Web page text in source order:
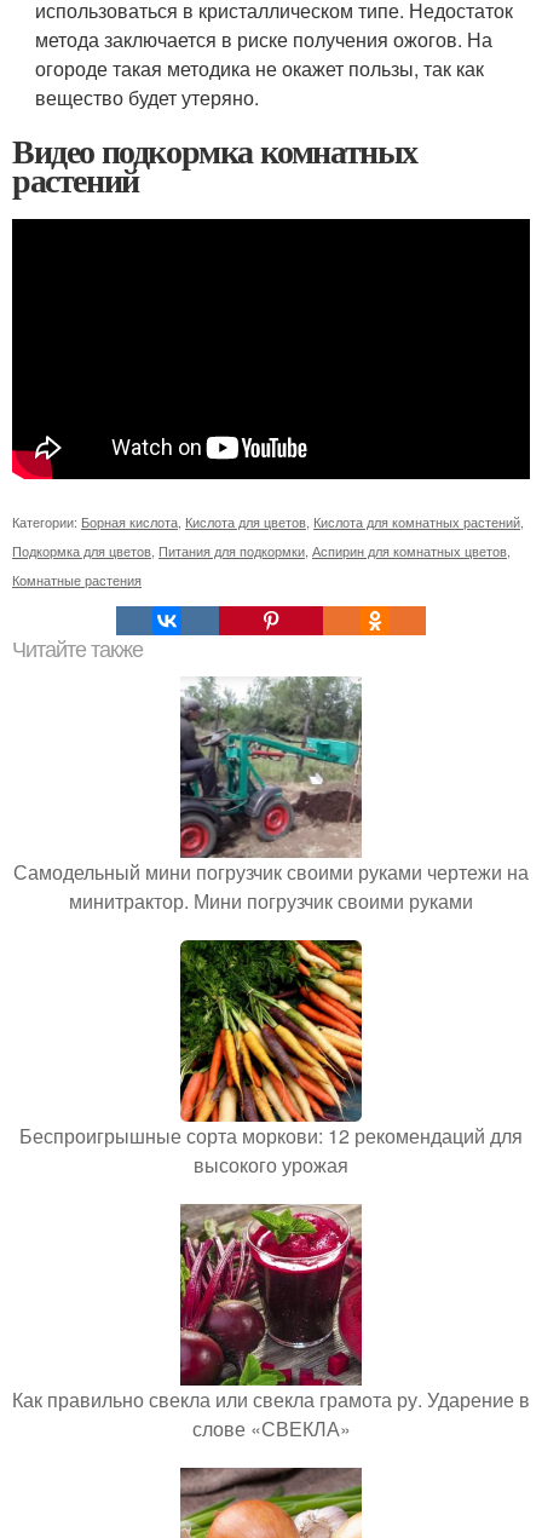
использоваться в кристаллическом типе. Недостаток
метода заключается в риске получения ожогов. На
огороде такая методика не окажет пользы, так как
вещество будет утеряно.
Видео подкормка комнатных
растений
Категории: Борная кислота Кислота для цветов Кислота для комнатных растений
Подкормка для цветов Питания для подкормки Аспирин для комнатных цветов
Комнатные растения
Читайте также
Самодельный мини погрузчик своими руками чертежи на
минитрактор. Мини погрузчик своими руками
Беспроигрышные сорта моркови: 12 рекомендаций для
высокого урожая
Как правильно свекла или свекла грамота ру. Ударение в
слове «СВЕКЛА»